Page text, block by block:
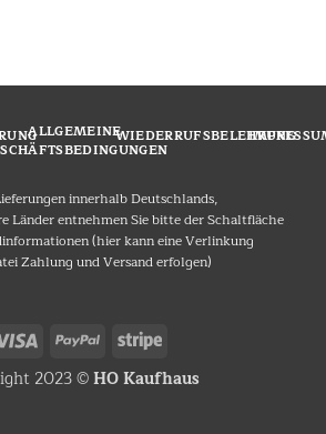
ALLGEMEINEWIEDERRUFSBELEHRUNG
innerhalb Deutschlands,
Länder entnehmen Sie bitte der Schaltfläche
(hier kann eine Verlinkung
Zahlung und Versand erfolgen)
Visa PayPal Stripe
2023 ©HO Kaufhaus